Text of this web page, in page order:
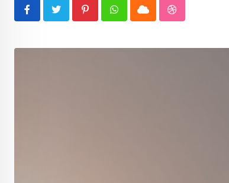
PinterestWhatsappCloud StumbleUpon